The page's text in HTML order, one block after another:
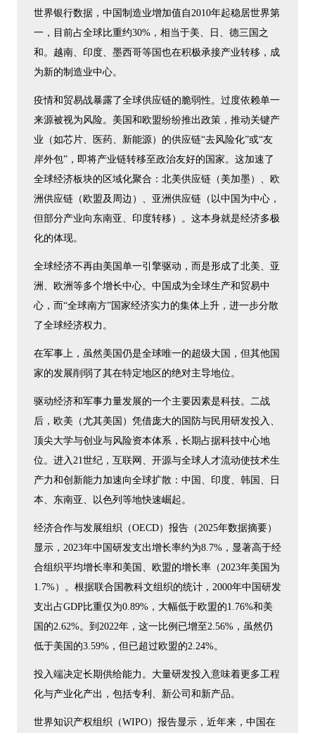
世界银行数据，中国制造业增加值自2010年起稳居世界第
一，目前占全球比重约30%，相当于美、日、德三国之
和。越南、印度、墨西哥等国也在积极承接产业转移，成
为新的制造业中心。
疫情和贸易战暴露了全球供应链的脆弱性。过度依赖单一
来源被视为风险。美国和欧盟纷纷推出政策，推动关键产
业（如芯片、医药、新能源）的供应链“去风险化”或“友
岸外包”，即将产业链转移至政治友好的国家。这加速了
全球经济板块的区域化聚合：北美供应链（美加墨）、欧
洲供应链（欧盟及周边）、亚洲供应链（以中国为中心，
但部分产业向东南亚、印度转移）。这本身就是经济多极
化的体现。
全球经济不再由美国单一引擎驱动，而是形成了北美、亚
洲、欧洲等多个增长中心。中国成为全球生产和贸易中
心，而“全球南方”国家经济实力的集体上升，进一步分散
了全球经济权力。
在军事上，虽然美国仍是全球唯一的超级大国，但其他国
家的发展削弱了其在特定地区的绝对主导地位。
驱动经济和军事力量发展的一个主要因素是科技。二战
后，欧美（尤其美国）凭借庞大的国防与民用研发投入、
顶尖大学与创业与风险资本体系，长期占据科技中心地
位。进入21世纪，互联网、开源与全球人才流动使技术生
产力和创新能力加速向全球扩散：中国、印度、韩国、日
本、东南亚、以色列等地快速崛起。
经济合作与发展组织（OECD）报告（2025年数据摘要）
显示，2023年中国研发支出增长率约为8.7%，显著高于经
合组织平均增长率和美国、欧盟的增长率（2023年美国为
1.7%）。根据联合国教科文组织的统计，2000年中国研发
支出占GDP比重仅为0.89%，大幅低于欧盟的1.76%和美
国的2.62%。到2022年，这一比例已增至2.56%，虽然仍
低于美国的3.59%，但已超过欧盟的2.24%。
投入端决定长期供给能力。大量研发投入意味着更多工程
化与产业化产出，包括专利、新公司和新产品。
世界知识产权组织（WIPO）报告显示，近年来，中国在